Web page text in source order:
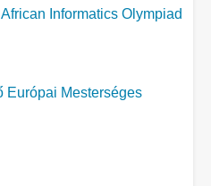
Informatics Olympiad
Európai Mesterséges